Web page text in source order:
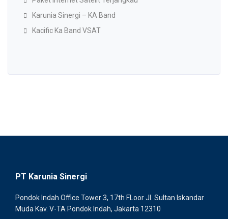
Karunia Sinergi – KA Band
Kacific Ka Band VSAT
PT Karunia Sinergi
Pondok Indah Office Tower 3, 17th FLoor Jl. Sultan Iskandar
Muda Kav. V-TA Pondok Indah, Jakarta 12310